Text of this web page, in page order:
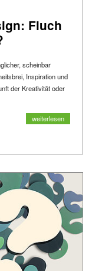
Fluch
scheinbar
Inspiration und
der Kreativität oder
KI-generiertes
weiterlesen
"
dem Schlagwort "